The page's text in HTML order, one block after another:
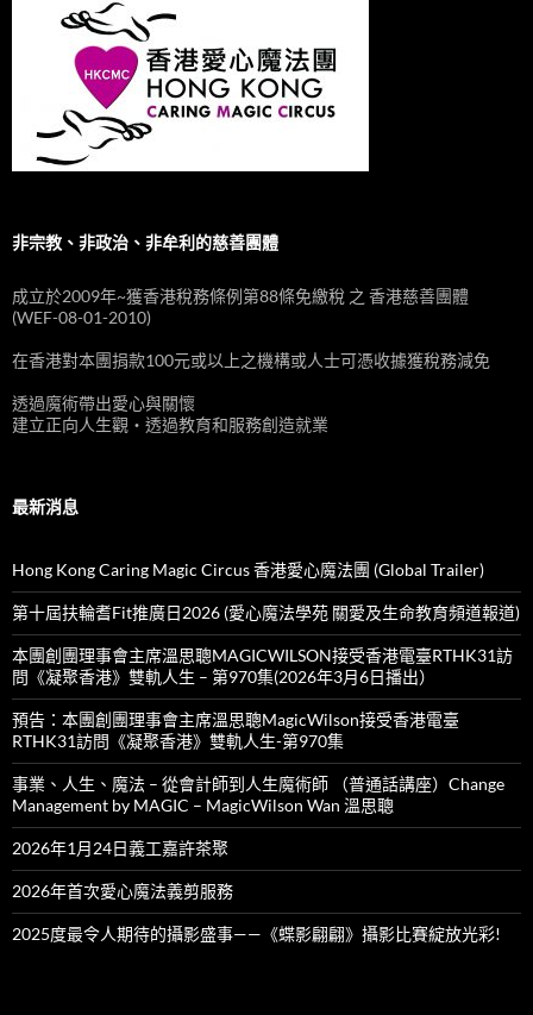
非宗教、非政治、非牟利的慈善團體
成立於2009年~獲香港稅務條例第88條免繳稅 之 香港慈善團體
(WEF-08-01-2010)
在香港對本團捐款100元或以上之機構或人士可憑收據獲稅務減免
透過魔術帶出愛心與關懷
建立正向人生觀‧透過教育和服務創造就業
最新消息
Hong Kong Caring Magic Circus 香港愛心魔法團 (Global Trailer)
第十屆扶輪耆Fit推廣日2026 (愛心魔法學苑 關愛及生命教育頻道報道)
本團創團理事會主席溫思聰MAGICWILSON接受香港電臺RTHK31訪
問《凝聚香港》雙軌人生 – 第970集(2026年3月6日播出）
預告：本團創團理事會主席溫思聰MagicWilson接受香港電臺
RTHK31訪問《凝聚香港》雙軌人生-第970集
事業、人生、魔法 – 從會計師到人生魔術師 （普通話講座）Change
Management by MAGIC – MagicWilson Wan 溫思聰
2026年1月24日義工嘉許茶聚
2026年首次愛心魔法義剪服務
2025度最令人期待的攝影盛事——《蝶影翩翩》攝影比賽綻放光彩!